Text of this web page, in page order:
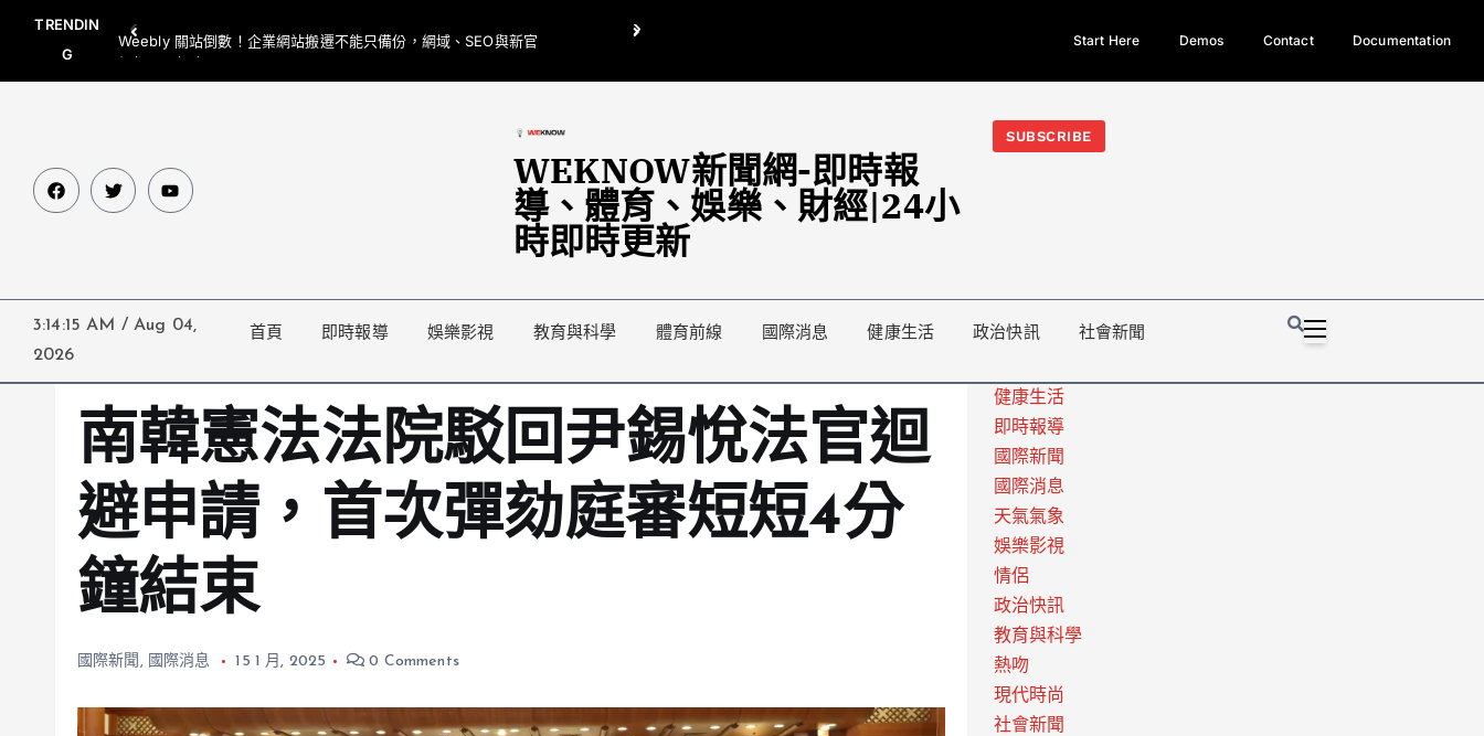
TRENDIN
G
Weebly 關站倒數！企業網站搬遷不能只備份，網域、SEO與新官
網都要一起處理
翁曉玲喊刪陸委會1295萬媒宣費惹議 梁文傑回「只能靠嘴巴」
今日熱門新聞TOP3｜西拉雅族正式成第17個原住民族、立院電競
光電場回
Start Here Demos Contact Documentation
WEKNOW新聞網-即時報
導、體育、娛樂、財經|24小
時即時更新
SUBSCRIBE
3:14:17 AM / Aug 04,
2026
首頁 即時報導 娛樂影視 教育與科學 體育前線 國際消息 健康生活 政治快訊 社會新聞
南韓憲法法院駁回尹錫悅法官迴
避申請，首次彈劾庭審短短4分
鐘結束
國際新聞 , 國際消息 15 1 月, 2025 0 Comments
健康生活
即時報導
國際新聞
國際消息
天氣氣象
娛樂影視
情侶
政治快訊
教育與科學
熱吻
現代時尚
社會新聞